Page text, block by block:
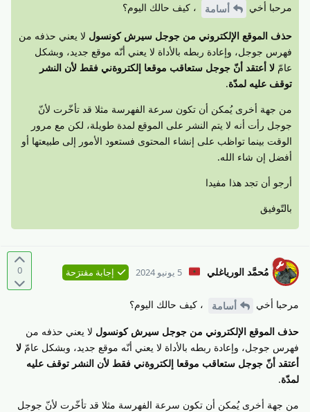
مرحبا أخي أسامة ، كيف حالك اليوم؟
حذف الموقع الإلكتروني من جوجل سيرش كونسول لا يعني حذفه من
فهرس جوجل، وإعادة ربطه بالأداة لا يعني أنّه موقع جديد، وبشكل
عامّ لا أعتقد أنّ جوجل ستعاقب موقعا إلكتروةني فقط لأن النشر
توقف عليه لمدّة.
من جهة أخرى يُمكن أن تكون سرعة الفهرسة مثلا قد تأخّرت لأنّ
جوجل رأت أنه لا يتم النشر على الموقع لمدة طويلة، لكن مع مرور
الوقت بينما تواظب على إنشاء المحتوى فستعود الأمور إلى طبيعتها أو
أفضل إن شاء الله.
أرجو أن تجد هذا مفيدا
بالتّوفيق
0 مُحمَّد الورياغلي 5 يونيو 2024 إجابة مقترَحة
مرحبا أخي أسامة ، كيف حالك اليوم؟
حذف الموقع الإلكتروني من جوجل سيرش كونسول لا يعني حذفه من
فهرس جوجل، وإعادة ربطه بالأداة لا يعني أنّه موقع جديد، وبشكل عامّ لا
أعتقد أنّ جوجل ستعاقب موقعا إلكتروةني فقط لأن النشر توقف عليه
لمدّة.
من جهة أخرى يُمكن أن تكون سرعة الفهرسة مثلا قد تأخّرت لأنّ جوجل